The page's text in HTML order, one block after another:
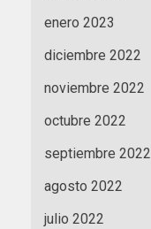
enero 2023
diciembre 2022
noviembre 2022
octubre 2022
septiembre 2022
agosto 2022
julio 2022